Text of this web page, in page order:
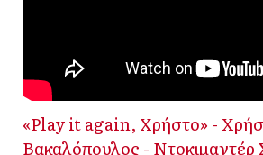
«Play it again, Χρήστο» -
Βακαλόπουλος - Ντοκιμαντέρ